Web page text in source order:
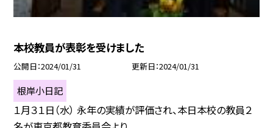
本校教員が表彰を受けました
公開日 2024/01/31 更新日 2024/01/31
根岸小日記
１月３１日（水） 永年の実績が評価され、本日本校の教員２